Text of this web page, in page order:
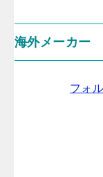
海外メーカー
フォ